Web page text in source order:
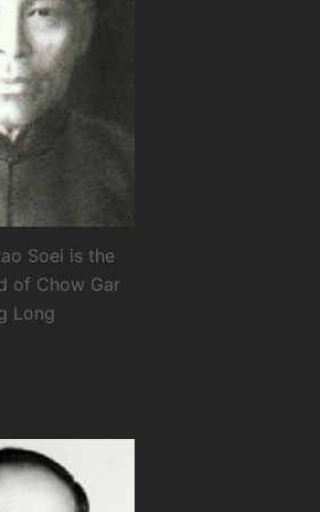
Soei is the
of Chow Gar
Long